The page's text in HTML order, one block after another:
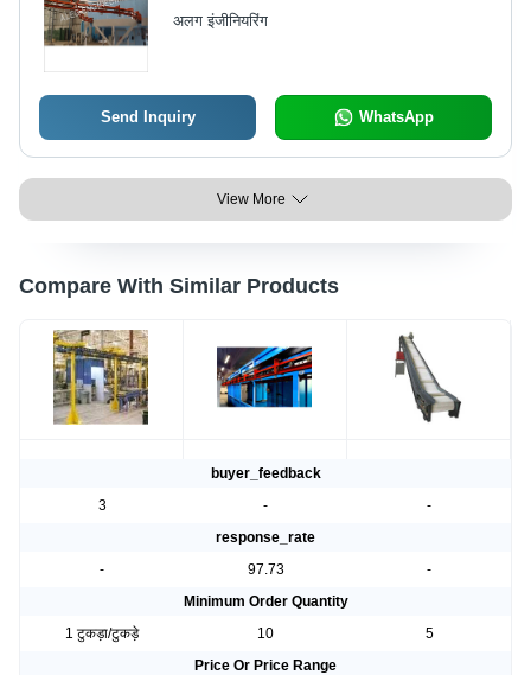
अलग इंजीनियरिंग
Send Inquiry WhatsApp
View More
Compare With Similar Products
buyer_feedback
3
-
-
response_rate
-
97.73
-
Minimum Order Quantity
1 टुकड़ा/टुकड़े
10
5
Price Or Price Range